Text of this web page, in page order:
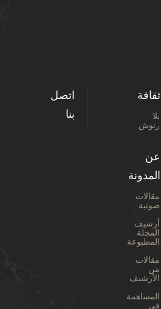
ثقافة
بلا
رتوش
عن
المدونة
مقالات
صوتية
أرشيف
المجلة
المطبوعة
مقالات
من
الأرشيف
المساهمة
في
اتصل
بنا